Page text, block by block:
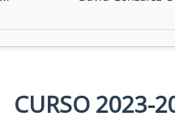
CURSO 2023-